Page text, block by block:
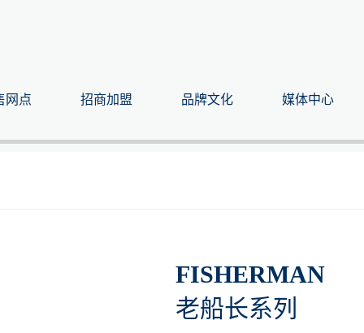
网点 招商加盟 品牌文化 媒体中心
FISHERMAN
老船长系列